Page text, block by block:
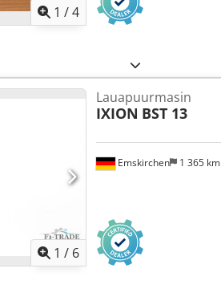
1 /4
1 / 6
Emskirchen 1 365 km
Lauapuurmasin
IXION BST 13